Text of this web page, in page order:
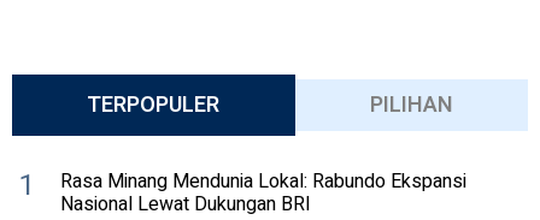
TERPOPULER PILIHAN
1 Rasa Minang Mendunia Lokal: Rabundo Ekspansi
Nasional Lewat Dukungan BRI